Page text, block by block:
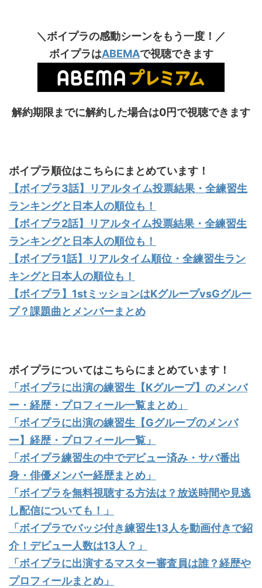
＼ボイプラの感動シーンをもう一度！／
ボイプラはABEMAで視聴できます
解約期限までに解約した場合は0円で視聴できます
ボイプラ順位はこちらにまとめています！
【ボイプラ3話】リアルタイム投票結果・全練習生
ランキングと日本人の順位も！
【ボイプラ2話】リアルタイム投票結果・全練習生
ランキングと日本人の順位も！
【ボイプラ1話】リアルタイム順位・全練習生ラン
キングと日本人の順位も！
【ボイプラ】1stミッションはKグループvsGグルー
プ？課題曲とメンバーまとめ
ボイプラについてはこちらにまとめています！
「ボイプラに出演の練習生【Kグループ】のメンバ
ー・経歴・プロフィール一覧まとめ」
「ボイプラに出演の練習生【Gグループのメンバ
ー】経歴・プロフィール一覧」
「ボイプラ練習生の中でデビュー済み・サバ番出
身・俳優メンバー経歴まとめ」
「ボイプラを無料視聴する方法は？放送時間や見逃
し配信についても！」
「ボイプラでバッジ付き練習生13人を動画付きで紹
介！デビュー人数は13人？」
「ボイプラに出演するマスター審査員は誰？経歴や
プロフィールまとめ」